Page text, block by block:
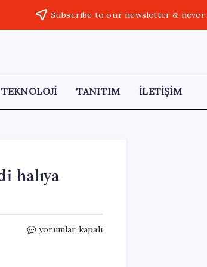
Subscribe to our newsletter &
TEKNOLOJİ TANITIM İLETİŞİM
halıya
Sedef
yorumlar kapalı